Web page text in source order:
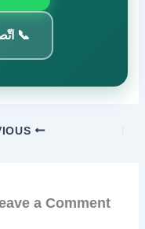
📞 اتّصال
a Comment